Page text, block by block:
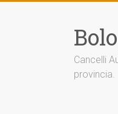
Cancelli
provincia.